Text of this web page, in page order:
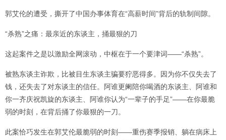
郭艾伦的遭受，撕开了中国办事体育在“高薪时间”背后的轨制间隙。
“杀熟”之痛：最亲近的东谈主，捅最狠的刀
这起案件之是以激励全网滚动，中枢在于一个要津词——“杀熟”。
被熟东谈主诈欺，比被目生东谈主骗要狞恶得多。因为你不仅失去了
钱，还失去了对东谈主的信任。阿谁更阑陪你喝酒的东谈主、阿谁和
你一齐庆祝凯旋的东谈主、阿谁你认为“一辈子的手足”——在你最脆
弱的时刻，在背后捅了你最狠的一刀。
此案恰巧发生在郭艾伦最脆弱的时刻——重伤赛季报销、躺在病床上